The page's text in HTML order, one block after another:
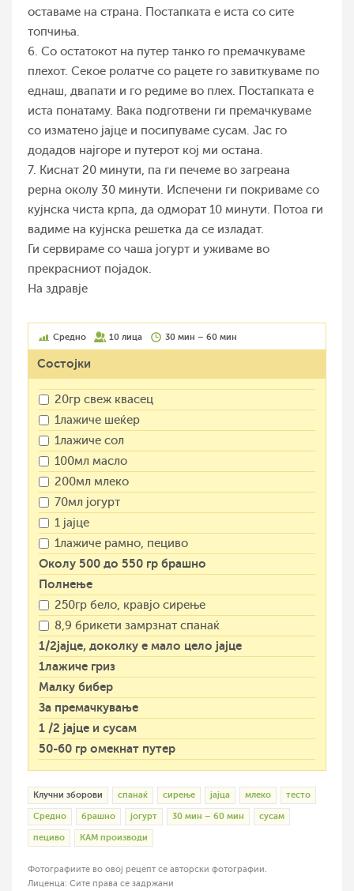
оставаме на страна. Постапката е иста со сите
топчиња.
6. Со остатокот на путер танко го премачкуваме
плехот. Секое ролатче со рацете го завиткуваме по
еднаш, двапати и го редиме во плех. Постапката е
иста понатаму. Вака подготвени ги премачкуваме
со изматено јајце и посипуваме сусам. Јас го
додадов најгоре и путерот кој ми остана.
7. Киснат 20 минути, па ги печeме во загреана
рерна околу 30 минути. Испечени ги покриваме со
кујнска чиста крпа, да одморат 10 минути. Потоа ги
вадиме на кујнска решетка да се изладат.
Ги сервираме со чаша јогурт и уживаме во
прекрасниот појадок.
На здравје
Средно 10 лица 30 мин – 60 мин
Состојки
20гр свеж квасец
1лажиче шеќер
1лажиче сол
100мл масло
200мл млеко
70мл јогурт
1 јајце
1лажиче рамно, пециво
Околу 500 до 550 гр брашно
Полнење
250гр бело, кравјо сирење
8,9 брикети замрзнат спанаќ
1/2јајце, доколку е мало цело јајце
1лажиче гриз
Малку бибер
За премачкување
1 /2 јајце и сусам
50-60 гр омекнат путер
Клучни зборови спанаќ сирење јајца млеко тесто
Средно брашно јогурт 30 мин – 60 мин сусам
пециво КАМ производи
Фотографиите во овој рецепт се авторски фотографии.
Лиценца: Сите права се задржани